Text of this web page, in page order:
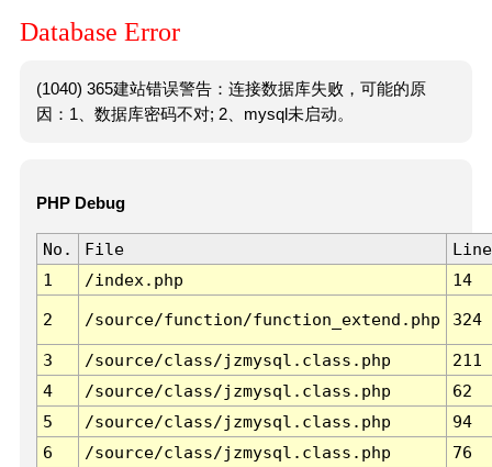
Database Error
(1040) 365建站错误警告：连接数据库失败，可能的原
因：1、数据库密码不对; 2、mysql未启动。
PHP Debug
No. File
Line
1
/index.php 14
2 /source/function/function_extend.php 324
3 /source/class/jzmysql.class.php
211
4
/source/class/jzmysql.class.php
62
5
/source/class/jzmysql.class.php
94
6
/source/class/jzmysql.class.php 76